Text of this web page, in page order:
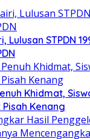
Lulusan STPDN
Khidmat,
Kenang